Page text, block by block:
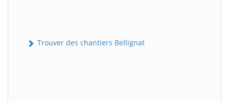
Trouver des chantiers Bellignat